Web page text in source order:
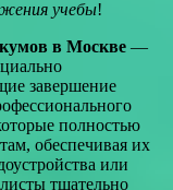
учебы!
в Москве —
завершение
полностью
обеспечивая их
или
тщательно